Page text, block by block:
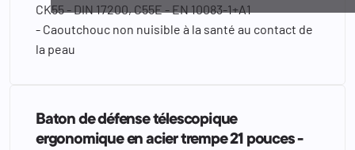
CK55 - DIN 17200, C55E - EN 10083-1+A1
- Caoutchouc non nuisible à la santé au contact de
la peau
Baton de défense télescopique
ergonomique en acier trempe 21 pouces -